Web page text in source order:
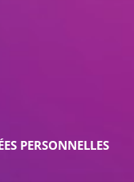
PERSONNELLES